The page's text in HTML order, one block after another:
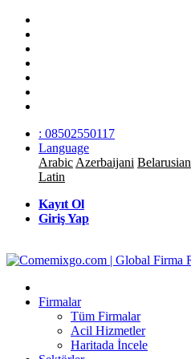
: 08502550117
Language
Arabic Azerbaijani Belarusian
Latin
Kayıt Ol
Giriş Yap
Firmalar
Tüm Firmalar
Acil Hizmetler
Haritada İncele